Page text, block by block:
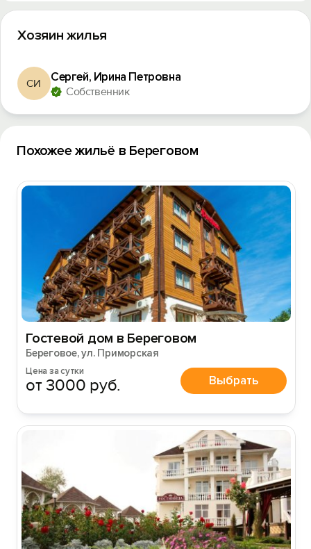
Хозяин жилья
СИ Сергей, Ирина Петровна
Собственник
Похожее жильё в Береговом
Гостевой дом в Береговом
Береговое, ул. Приморская
Цена за сутки
от 3000 руб. Выбрать